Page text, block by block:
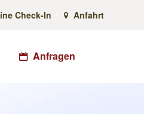
Check-In Anfahrt
Anfragen